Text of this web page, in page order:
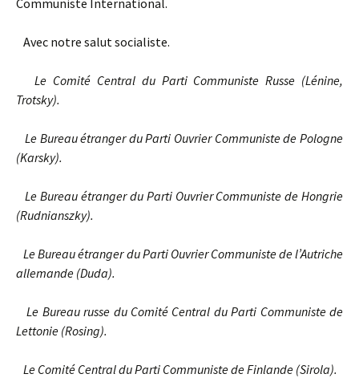
Communiste International.
Avec notre salut socialiste.
Le Comité Central du Parti Communiste Russe (Lénine,
Trotsky).
Le Bureau étranger du Parti Ouvrier Communiste de Pologne
(Karsky).
Le Bureau étranger du Parti Ouvrier Communiste de Hongrie
(Rudnianszky).
Le Bureau étranger du Parti Ouvrier Communiste de l’Autriche
allemande (Duda).
Le Bureau russe du Comité Central du Parti Communiste de
Lettonie (Rosing).
Le Comité Central du Parti Communiste de Finlande (Sirola).